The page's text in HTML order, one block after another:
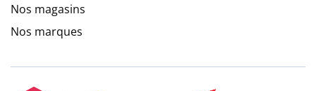
Nos magasins
Nos marques